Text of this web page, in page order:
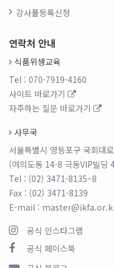
강사풀등록신청
연락처 안내
식품위생교육
Tel : 070-7919-4160
사이트 바로가기
자주하는 질문 바로가기
사무국
서울특별시 영등포구 국회대
(여의도동 14-8 극동VIP빌딩
Tel : (02) 3471-8135~8
Fax : (02) 3471-8139
E-mail :
공식 인스타그램
공식 페이스북